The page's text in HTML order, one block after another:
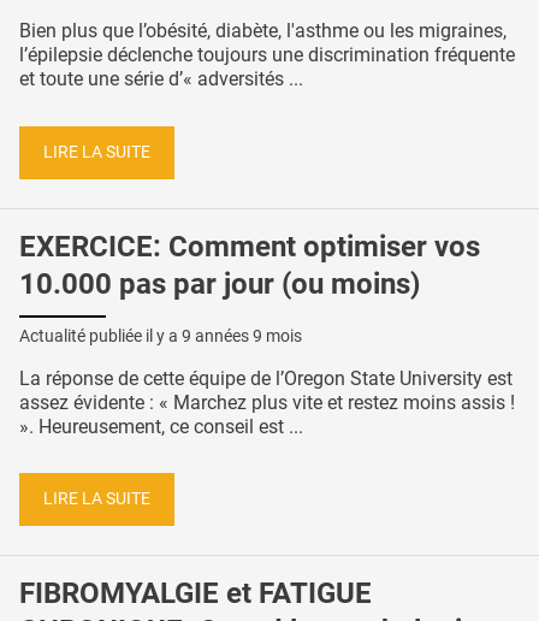
Bien plus que l’obésité, diabète, l'asthme ou les migraines,
l’épilepsie déclenche toujours une discrimination fréquente
et toute une série d’« adversités ...
LIRE LA SUITE
EXERCICE: Comment optimiser vos
10.000 pas par jour (ou moins)
Actualité publiée il y a 9 années 9 mois
La réponse de cette équipe de l’Oregon State University est
assez évidente : « Marchez plus vite et restez moins assis !
». Heureusement, ce conseil est ...
LIRE LA SUITE
FIBROMYALGIE et FATIGUE